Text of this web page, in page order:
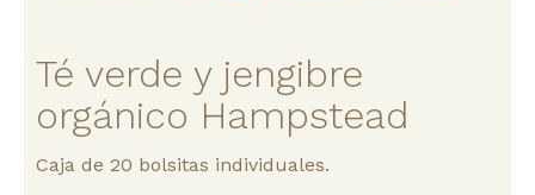
Té verde y jengibre
orgánico Hampstead
Caja de 20 bolsitas individuales.